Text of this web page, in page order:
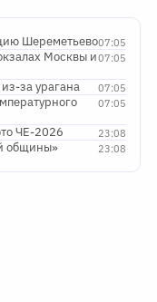
07:05
Шереметьево
07:05
Москвы и
07:05
за урагана
07:05
23:08
ЧЕ-2026
23:08
общины»